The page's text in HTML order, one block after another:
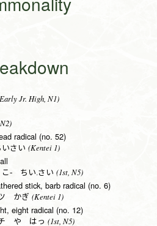
Jr. High, N1)
radical (no. 52)
さい (Kentei 1)
- ちい.さい (1st, N5)
stick, barb radical (no. 6)
かぎ (Kentei 1)
eight radical (no. 12)
や はっ (1st, N5)